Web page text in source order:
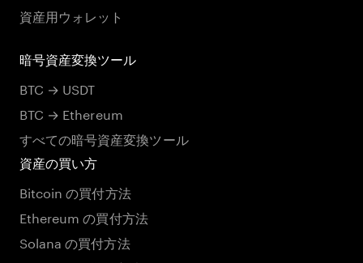
資産用ウォレット
暗号資産変換ツール
BTC → USDT
BTC → Ethereum
すべての暗号資産変換ツール
資産の買い方
Bitcoin の買付方法
Ethereum の買付方法
Solana の買付方法